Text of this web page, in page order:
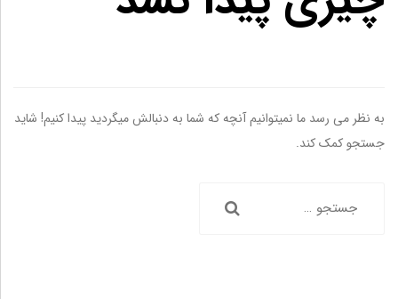
به نظر می رسد ما نمیتوانیم آنچه که شما به دنبالش میگردید پیدا کنیم! شاید
جستجو کمک کند.